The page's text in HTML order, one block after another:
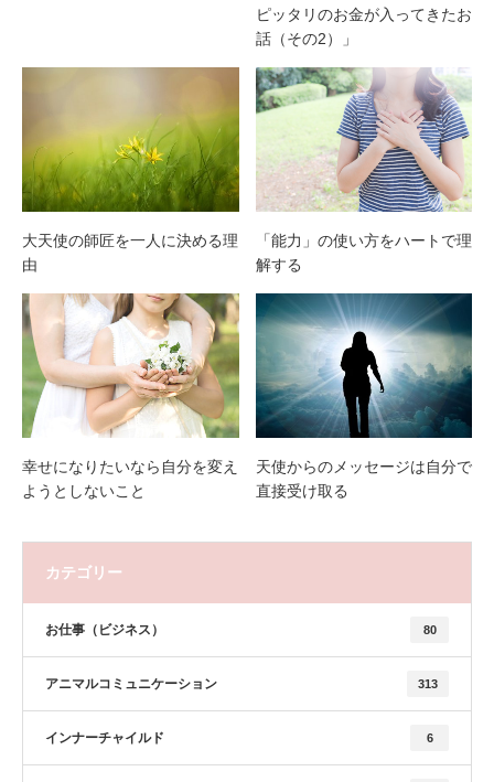
ピッタリのお金が入ってきたお
話（その2）」
大天使の師匠を一人に決める理
由
「能力」の使い方をハートで理
解する
幸せになりたいなら自分を変え
ようとしないこと
天使からのメッセージは自分で
直接受け取る
カテゴリー
お仕事（ビジネス） 80
アニマルコミュニケーション 313
インナーチャイルド 6